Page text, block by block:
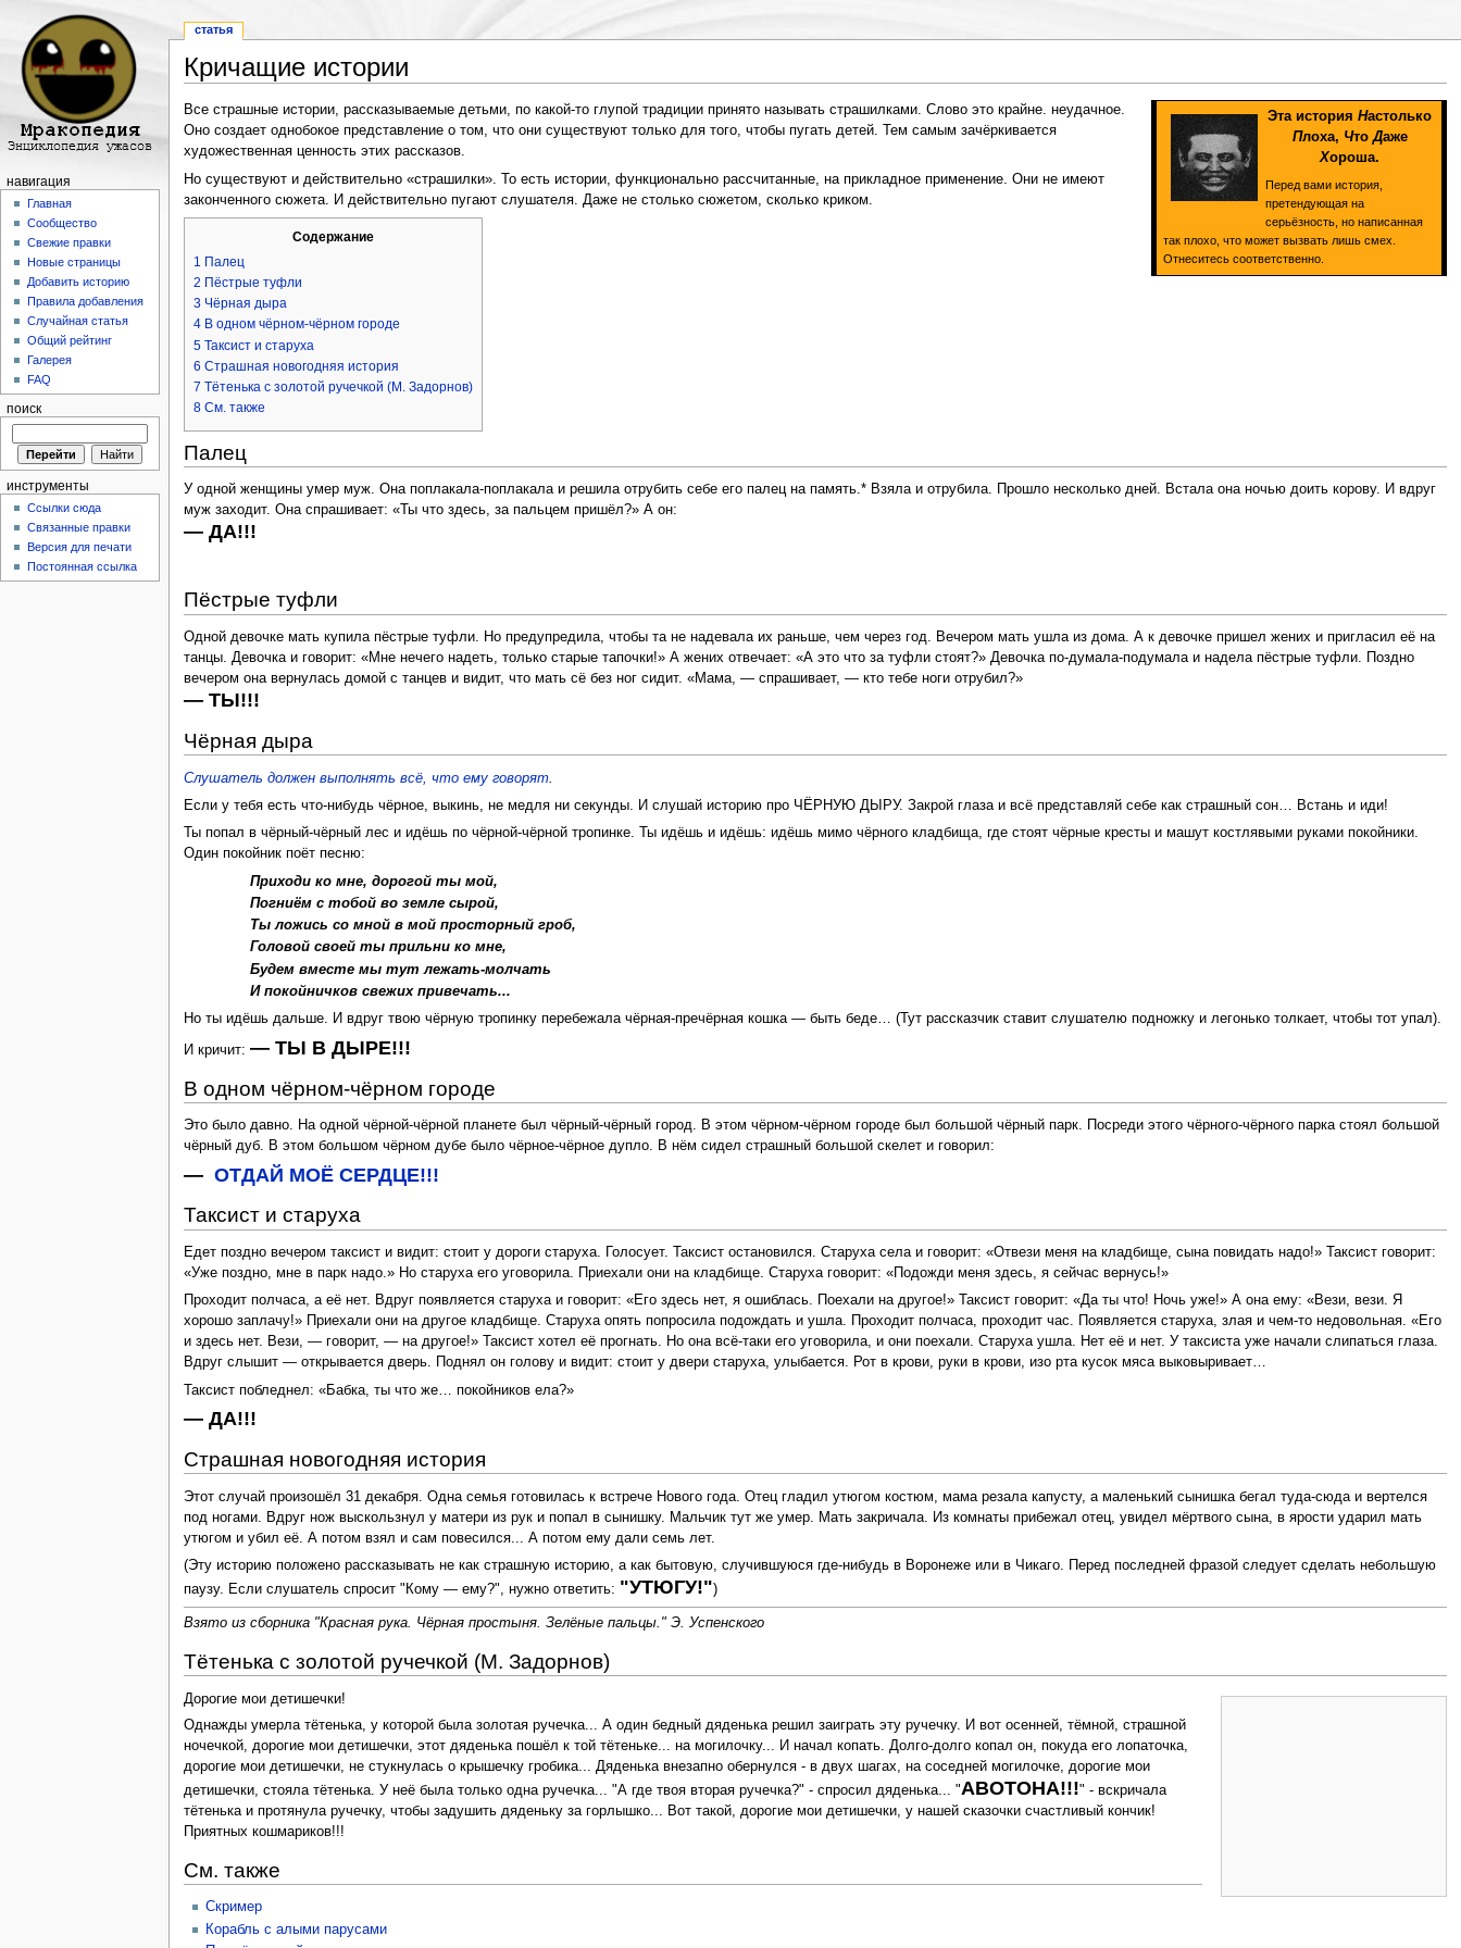
Кричащие истории
Эта историяНастолько
Плоха, ЧтоДаже
Хороша.
Перед вами история,
претендующая на
серьёзность, но написанная
так плохо, что может вызвать лишь смех.
Отнеситесь соответственно.
Все страшные истории, рассказываемые детьми, по какой-то глупой традиции принято называть страшилками. Слово это крайне. неудачное.
Оно создает однобокое представление о том, что они существуют только для того, чтобы пугать детей. Тем самым зачёркивается
художественная ценность этих рассказов.
Но существуют и действительно «страшилки». То есть истории, функционально рассчитанные, на прикладное применение. Они не имеют
законченного сюжета. И действительно пугают слушателя. Даже не столько сюжетом, сколько криком.
Содержание
1 Палец
2 Пёстрые туфли
3 Чёрная дыра
4 В одном чёрном-чёрном городе
5 Таксист и старуха
6 Страшная новогодняя история
7 Тётенька с золотой ручечкой (М. Задорнов)
8 См. также
Палец
У одной женщины умер муж. Она поплакала-поплакала и решила отрубить себе его палец на память.* Взяла и отрубила. Прошло несколько дней. Встала она ночью доить корову. И вдруг
муж заходит. Она спрашивает: «Ты что здесь, за пальцем пришёл?» А он:
— ДА!!!
Пёстрые туфли
Одной девочке мать купила пёстрые туфли. Но предупредила, чтобы та не надевала их раньше, чем через год. Вечером мать ушла из дома. А к девочке пришел жених и пригласил её на
танцы. Девочка и говорит: «Мне нечего надеть, только старые тапочки!» А жених отвечает: «А это что за туфли стоят?» Девочка по-думала-подумала и надела пёстрые туфли. Поздно
вечером она вернулась домой с танцев и видит, что мать сё без ног сидит. «Мама, — спрашивает, — кто тебе ноги отрубил?»
— ТЫ!!!
Чёрная дыра
Слушатель должен выполнять всё, что ему говорят.
Если у тебя есть что-нибудь чёрное, выкинь, не медля ни секунды. И слушай историю про ЧЁРНУЮ ДЫРУ. Закрой глаза и всё представляй себе как страшный сон… Встань и иди!
Ты попал в чёрный-чёрный лес и идёшь по чёрной-чёрной тропинке. Ты идёшь и идёшь: идёшь мимо чёрного кладбища, где стоят чёрные кресты и машут костлявыми руками покойники.
Один покойник поёт песню:
Приходи ко мне, дорогой ты мой,
Погниём с тобой во земле сырой,
Ты ложись со мной в мой просторный гроб,
Головой своей ты прильни ко мне,
Будем вместе мы тут лежать-молчать
И покойничков свежих привечать...
Но ты идёшь дальше. И вдруг твою чёрную тропинку перебежала чёрная-пречёрная кошка — быть беде… (Тут рассказчик ставит слушателю подножку и легонько толкает, чтобы тот упал).
И кричит: — ТЫ В ДЫРЕ!!!
В одном чёрном-чёрном городе
Это было давно. На одной чёрной-чёрной планете был чёрный-чёрный город. В этом чёрном-чёрном городе был большой чёрный парк. Посреди этого чёрного-чёрного парка стоял большой
чёрный дуб. В этом большом чёрном дубе было чёрное-чёрное дупло. В нём сидел страшный большой скелет и говорил:
— ОТДАЙ МОЁ СЕРДЦЕ!!!
Таксист и старуха
Едет поздно вечером таксист и видит: стоит у дороги старуха. Голосует. Таксист остановился. Старуха села и говорит: «Отвези меня на кладбище, сына повидать надо!» Таксист говорит:
«Уже поздно, мне в парк надо.» Но старуха его уговорила. Приехали они на кладбище. Старуха говорит: «Подожди меня здесь, я сейчас вернусь!»
Проходит полчаса, а её нет. Вдруг появляется старуха и говорит: «Его здесь нет, я ошиблась. Поехали на другое!» Таксист говорит: «Да ты что! Ночь уже!» А она ему: «Вези, вези. Я
хорошо заплачу!» Приехали они на другое кладбище. Старуха опять попросила подождать и ушла. Проходит полчаса, проходит час. Появляется старуха, злая и чем-то недовольная. «Его
и здесь нет. Вези, — говорит, — на другое!» Таксист хотел её прогнать. Но она всё-таки его уговорила, и они поехали. Старуха ушла. Нет её и нет. У таксиста уже начали слипаться глаза.
Вдруг слышит — открывается дверь. Поднял он голову и видит: стоит у двери старуха, улыбается. Рот в крови, руки в крови, изо рта кусок мяса выковыривает…
Таксист побледнел: «Бабка, ты что же… покойников ела?»
— ДА!!!
Страшная новогодняя история
Этот случай произошёл 31 декабря. Одна семья готовилась к встрече Нового года. Отец гладил утюгом костюм, мама резала капусту, а маленький сынишка бегал туда-сюда и вертелся
под ногами. Вдруг нож выскользнул у матери из рук и попал в сынишку. Мальчик тут же умер. Мать закричала. Из комнаты прибежал отец, увидел мёртвого сына, в ярости ударил мать
утюгом и убил её. А потом взял и сам повесился... А потом ему дали семь лет.
(Эту историю положено рассказывать не как страшную историю, а как бытовую, случившуюся где-нибудь в Воронеже или в Чикаго. Перед последней фразой следует сделать небольшую
паузу. Если слушатель спросит "Кому — ему?", нужно ответить: "УТЮГУ!")
Взято из сборника "Красная рука. Чёрная простыня. Зелёные пальцы." Э. Успенского
Тётенька с золотой ручечкой (М. Задорнов)
Дорогие мои детишечки!
Однажды умерла тётенька, у которой была золотая ручечка... А один бедный дяденька решил заиграть эту ручечку. И вот осенней, тёмной, страшной
ночечкой, дорогие мои детишечки, этот дяденька пошёл к той тётеньке... на могилочку... И начал копать. Долго-долго копал он, покуда его лопаточка,
дорогие мои детишечки, не стукнулась о крышечку гробика... Дяденька внезапно обернулся - в двух шагах, на соседней могилочке, дорогие мои
детишечки, стояла тётенька. У неё была только одна ручечка... "А где твоя вторая ручечка?" - спросил дяденька... "АВОТОНА!!!" - вскричала
тётенька и протянула ручечку, чтобы задушить дяденьку за горлышко... Вот такой, дорогие мои детишечки, у нашей сказочки счастливый кончик!
Приятных кошмариков!!!
См. также
Скример
Корабль с алыми парусами
статья
навигация
Главная
Сообщество
Свежие правки
Новые страницы
Добавить историю
Правила добавления
Случайная статья
Общий рейтинг
Галерея
FAQ
поиск
инструменты
Ссылки сюда
Связанные правки
Версия для печати
Постоянная ссылка